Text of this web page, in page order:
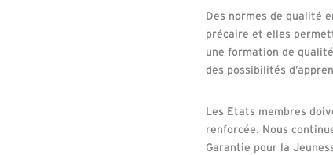
Des normes de qualité
précaire et elles
une formation de
des possibilités
Les Etats membres
renforcée. Nous
Garantie pour la